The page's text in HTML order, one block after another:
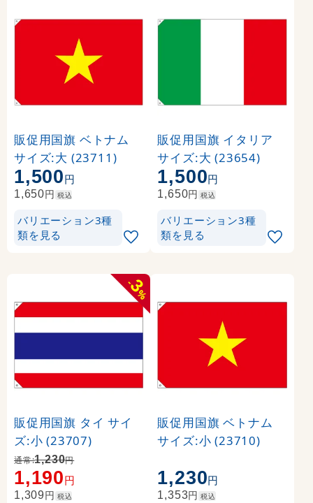
販促用国旗 ベトナム
サイズ:大 (23711)
1,500円
1,650円 税込
バリエーション3種
類を見る
販促用国旗 イタリア
サイズ:大 (23654)
1,500円
1,650円 税込
バリエーション3種
類を見る
-
3
%
販促用国旗 タイ サイ
ズ:小 (23707)
通常:1,230円
1,190円
1,309円 税込
販促用国旗 ベトナム
サイズ:小 (23710)
1,230円
1,353円 税込